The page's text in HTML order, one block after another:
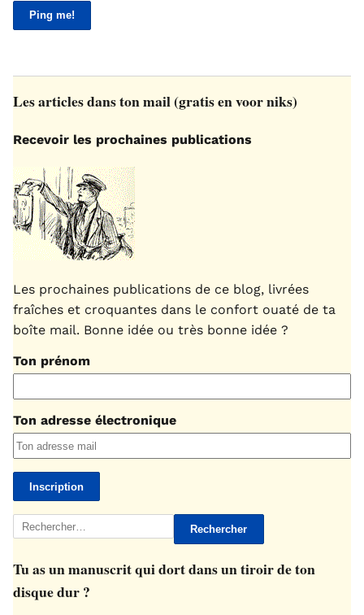
Les articles dans ton mail (gratis en voor niks)
Recevoir les prochaines publications
Les prochaines publications de ce blog, livrées
fraîches et croquantes dans le confort ouaté de ta
boîte mail. Bonne idée ou très bonne idée ?
Ton prénom
Ton adresse électronique
Rechercher :
Tu as un manuscrit qui dort dans un tiroir de ton
disque dur ?